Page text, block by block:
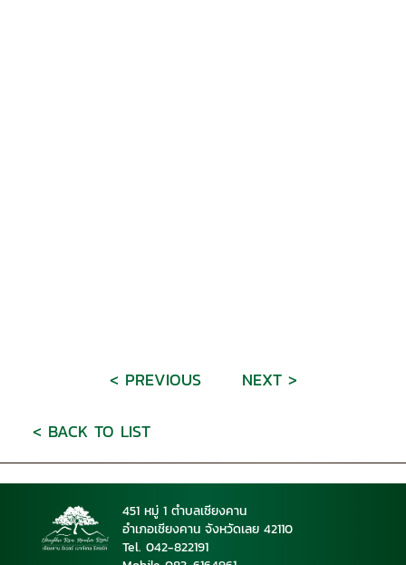
< PREVIOUS NEXT >
< BACK TO LIST
451 หมู่ 1 ตำบลเชียงคาน
อำเภอเชียงคาน จังหวัดเลย 42110
Tel. 042-822191